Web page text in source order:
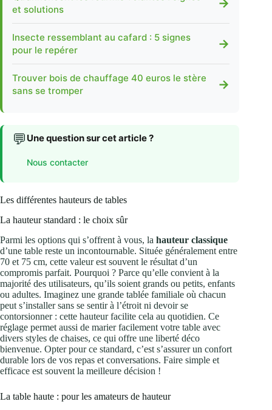
et solutions
→
Insecte ressemblant au cafard : 5 signes
pour le repérer
→
Trouver bois de chauffage 40 euros le stère
sans se tromper
→
💬 Une question sur cet article ?
Nous contacter
Les différentes hauteurs de tables
La hauteur standard : le choix sûr
Parmi les options qui s’offrent à vous, la hauteur classique
d’une table reste un incontournable. Située généralement entre
70 et 75 cm, cette valeur est souvent le résultat d’un
compromis parfait. Pourquoi ? Parce qu’elle convient à la
majorité des utilisateurs, qu’ils soient grands ou petits, enfants
ou adultes. Imaginez une grande tablée familiale où chacun
peut s’installer sans se sentir à l’étroit ni devoir se
contorsionner : cette hauteur facilite cela au quotidien. Ce
réglage permet aussi de marier facilement votre table avec
divers styles de chaises, ce qui offre une liberté déco
bienvenue. Opter pour ce standard, c’est s’assurer un confort
durable lors de vos repas et conversations. Faire simple et
efficace est souvent la meilleure décision !
La table haute : pour les amateurs de hauteur